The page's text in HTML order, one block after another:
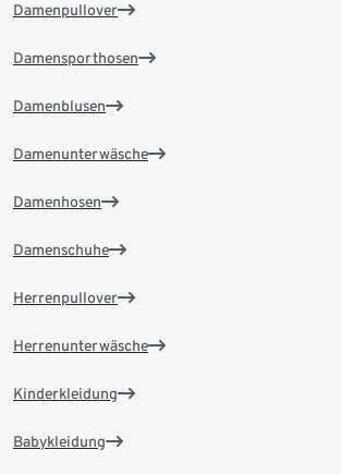
Damenpullover
Damensporthosen
Damenblusen
Damenunterwäsche
Damenhosen
Damenschuhe
Herrenpullover
Herrenunterwäsche
Kinderkleidung
Babykleidung